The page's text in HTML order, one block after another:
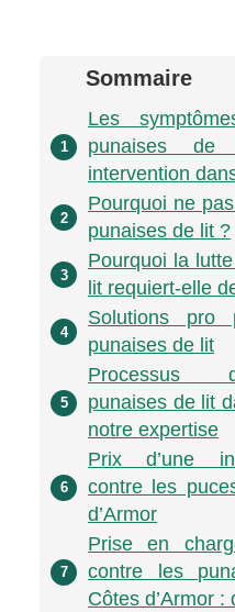
Sommaire
1
Les
punaises de
intervention
2
Pourquoi ne
punaises de lit ?
3
Pourquoi la
lit requiert-elle
4
Solutions pro
punaises de lit
5
Processus
punaises de lit
notre expertise
6
Prix d’une
contre les
d’Armor
7
Prise en
contre les
Côtes d’Armor